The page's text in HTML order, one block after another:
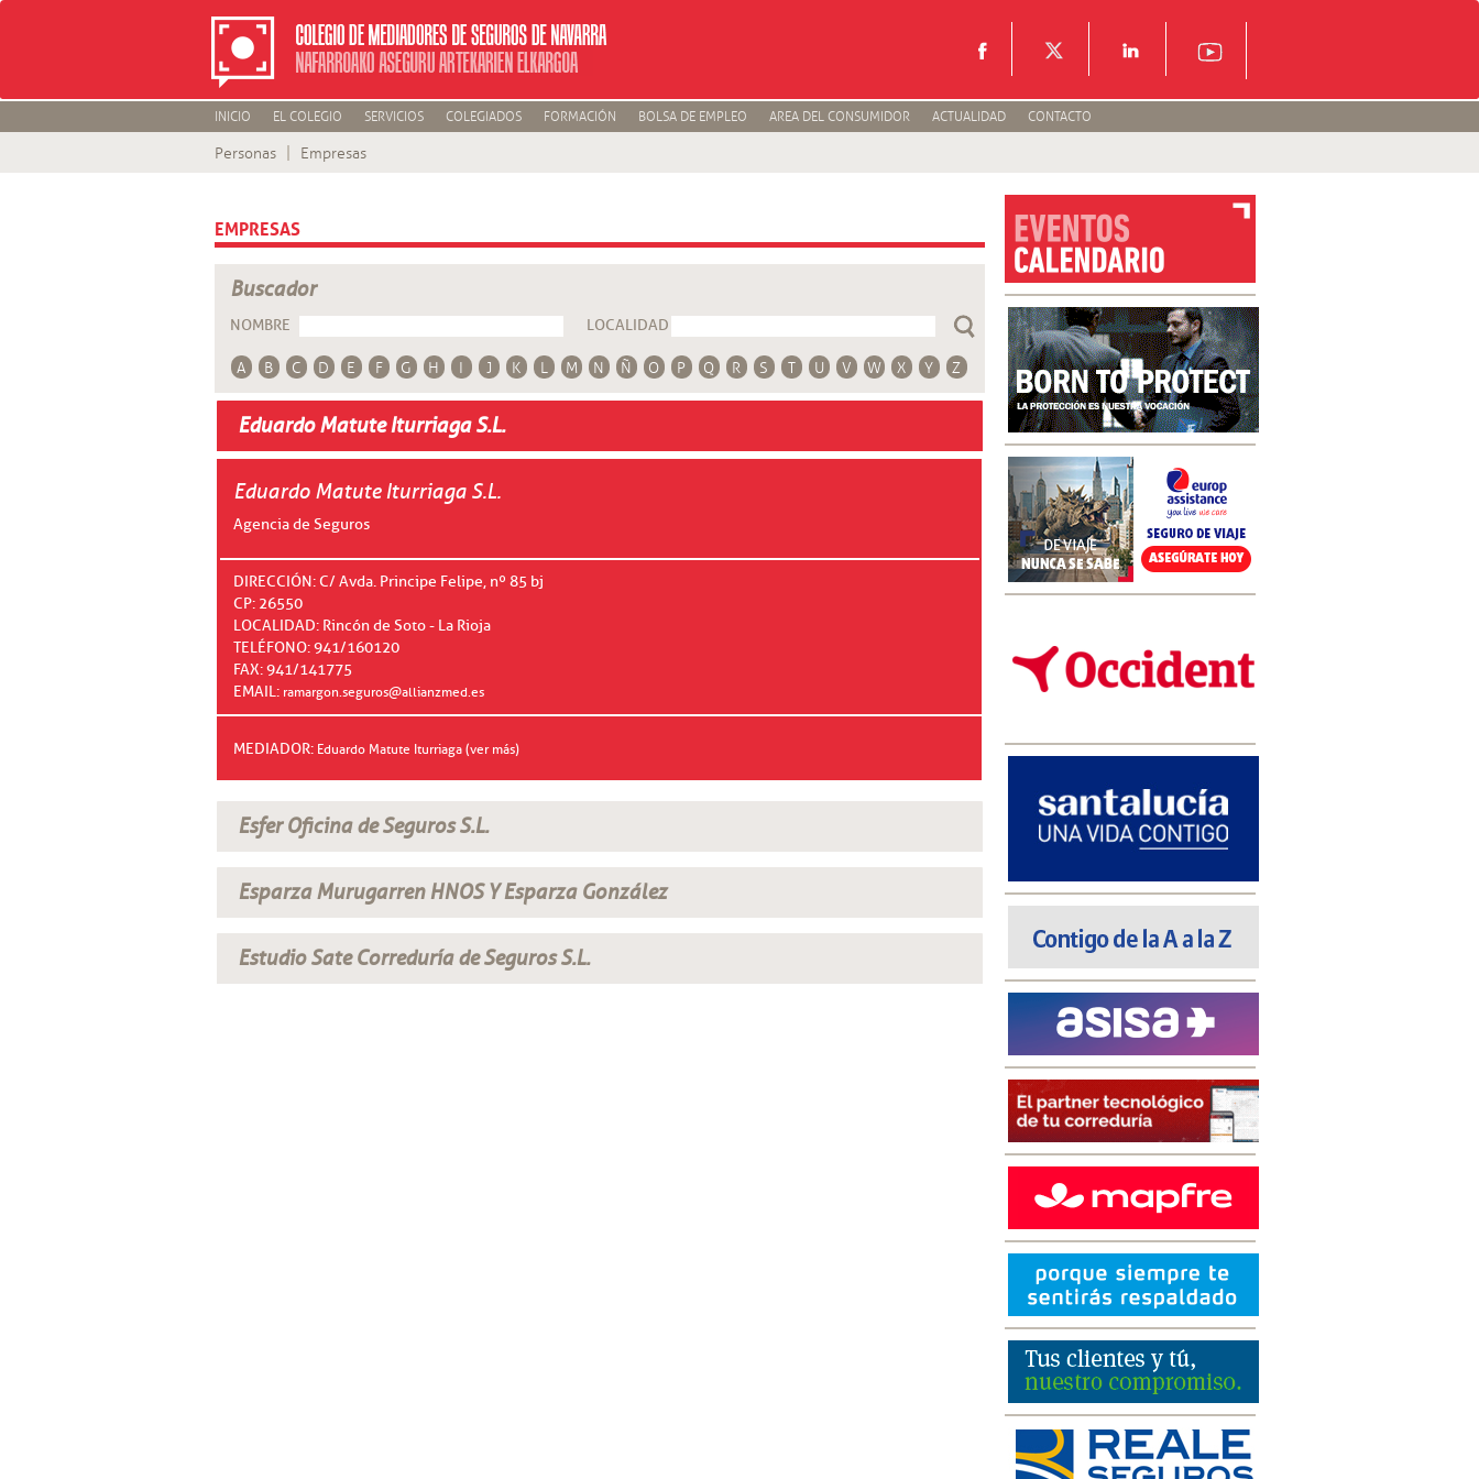
INICIO EL COLEGIO SERVICIOS COLEGIADOS FORMACIÓN BOLSA DE EMPLEO AREA DEL CONSUMIDOR ACTUALIDAD CONTACTO
Personas Empresas
EMPRESAS
Buscador
NOMBRE LOCALIDAD
A B C D E F G H I J K L M N Ñ O P Q R S T U V W X Y Z
Eduardo Matute Iturriaga S.L.
Eduardo Matute Iturriaga S.L.
Agencia de Seguros
DIRECCIÓN: C/ Avda. Principe Felipe, nº 85 bj
CP: 26550
LOCALIDAD: Rincón de Soto - La Rioja
TELÉFONO: 941/160120
FAX: 941/141775
EMAIL: ramargon.seguros@allianzmed.es
MEDIADOR: Eduardo Matute Iturriaga (ver más)
Esfer Oficina de Seguros S.L.
Esparza Murugarren HNOS Y Esparza González
Estudio Sate Correduría de Seguros S.L.